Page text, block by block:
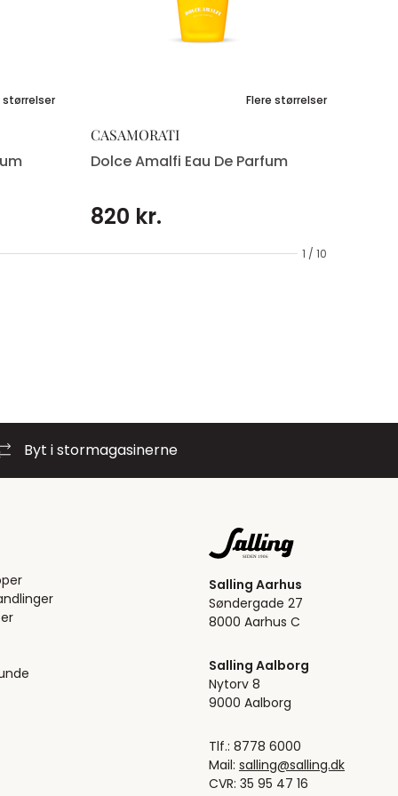
1 / 10
størrelser Flere størrelser
CASAMORATI
Dolce Amalfi Eau De Parfum
820 kr.
Byt i stormagasinerne
Salling Aarhus
Søndergade 27
8000 Aarhus C
Salling Aalborg
Nytorv 8
9000 Aalborg
Tlf.: 8778 6000
Mail: salling@salling.dk
CVR: 35 95 47 16